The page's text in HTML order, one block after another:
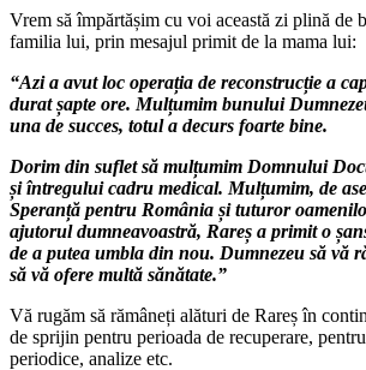
Vrem să împărtășim cu voi această zi plină de
familia lui, prin mesajul primit de la mama lui:
“Azi a avut loc operația de reconstrucție a
durat șapte ore. Mulțumim bunului
una de succes, totul a decurs foarte bine.
Dorim din suflet să mulțumim Domnului
și întregului cadru medical. Mulțumim, de
Speranță pentru România și tuturor
ajutorul dumneavoastră, Rareș a primit o
de a putea umbla din nou. Dumnezeu să vă
să vă ofere multă sănătate.”
Vă rugăm să rămâneți alături de Rareș în
de sprijin pentru perioada de recuperare,
periodice, analize etc.